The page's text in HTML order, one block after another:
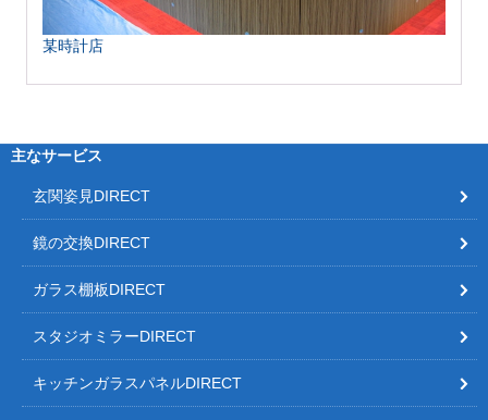
某時計店
主なサービス
玄関姿見DIRECT
鏡の交換DIRECT
ガラス棚板DIRECT
スタジオミラーDIRECT
キッチンガラスパネルDIRECT